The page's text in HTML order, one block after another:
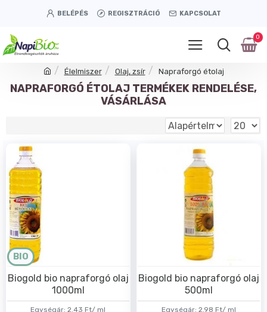
BELÉPÉS REGISZTRÁCIÓ KAPCSOLAT
0
Élelmiszer Olaj, zsír Napraforgó étolaj
NAPRAFORGÓ ÉTOLAJ TERMÉKEK RENDELÉSE,
VÁSÁRLÁSA
BIO
Egységár: 2.43 Ft/ ml
Biogold bio napraforgó olaj
1000ml
Egységár: 2.98 Ft/ ml
Biogold bio napraforgó olaj
500ml